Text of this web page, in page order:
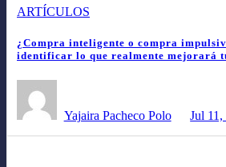
ARTÍCULOS
¿Compra inteligente o compra
identificar lo que realmente mejorará
Yajaira Pacheco Polo Jul